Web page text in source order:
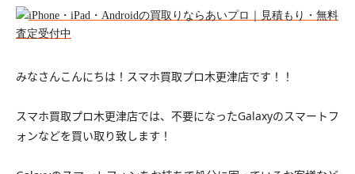
みなさんこんにちは！スマホ買取プロ木更津店です！！
スマホ買取プロ木更津店では、不要になったGalaxyのスマートフ
ォンなどを買い取り致します！